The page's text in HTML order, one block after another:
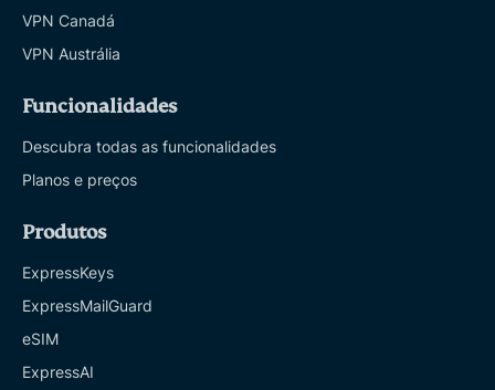
VPN Canadá
VPN Austrália
Funcionalidades
Descubra todas as funcionalidades
Planos e preços
Produtos
ExpressKeys
ExpressMailGuard
eSIM
ExpressAI